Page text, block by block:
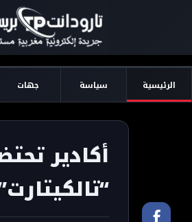
الرئيسية سياسة جهات
أكادير